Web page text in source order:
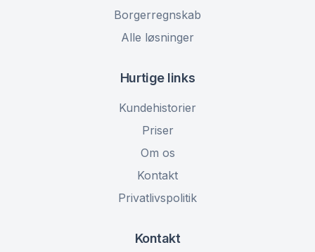
Borgerregnskab
Alle løsninger
Hurtige links
Kundehistorier
Priser
Om os
Kontakt
Privatlivspolitik
Kontakt